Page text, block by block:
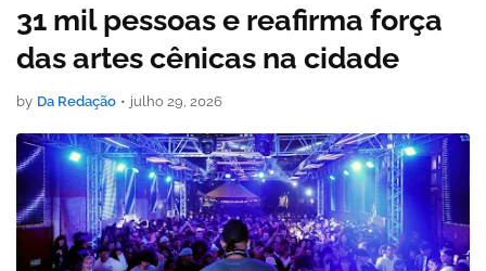
31 mil pessoas e reafirma força
das artes cênicas na cidade
by Da Redação • julho 29, 2026